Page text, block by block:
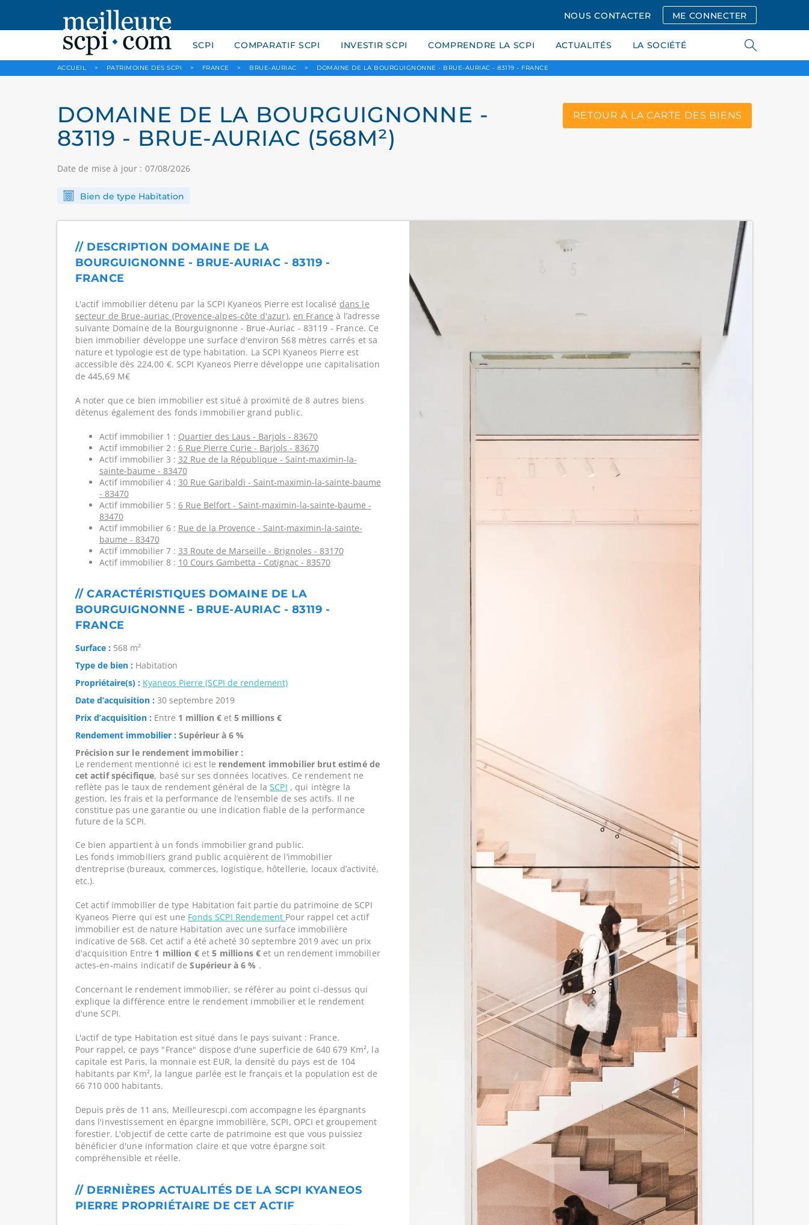
NOUS CONTACTER ME CONNECTER
SCPI COMPARATIF SCPI INVESTIR SCPI COMPRENDRE LA SCPI ACTUALITÉS LA SOCIÉTÉ
ACCUEIL > PATRIMOINE DES SCPI > FRANCE > BRUE-AURIAC > DOMAINE DE LA BOURGUIGNONNE - BRUE-AURIAC - 83119 - FRANCE
DOMAINE DE LA BOURGUIGNONNE -
83119 - BRUE-AURIAC (568M²)
Date de mise à jour : 07/08/2026
RETOUR À LA CARTE DES BIENS
Bien de type Habitation
// DESCRIPTION DOMAINE DE LA
BOURGUIGNONNE - BRUE-AURIAC - 83119 -
FRANCE
L'actif immobilier détenu par la SCPI Kyaneos Pierre est localisé dans le
secteur de Brue-auriac (Provence-alpes-côte d'azur), en France à l’adresse
suivante Domaine de la Bourguignonne - Brue-Auriac - 83119 - France. Ce
bien immobilier développe une surface d'environ 568 mètres carrés et sa
nature et typologie est de type habitation. La SCPI Kyaneos Pierre est
accessible dès 224,00 €. SCPI Kyaneos Pierre développe une capitalisation
de 445,69 M€
A noter que ce bien immobilier est situé à proximité de 8 autres biens
détenus également des fonds immobilier grand public.
Actif immobilier 1 : Quartier des Laus - Barjols - 83670
Actif immobilier 2 : 6 Rue Pierre Curie - Barjols - 83670
Actif immobilier 3 : 32 Rue de la République - Saint-maximin-la-
sainte-baume - 83470
Actif immobilier 4 : 30 Rue Garibaldi - Saint-maximin-la-sainte-baume
- 83470
Actif immobilier 5 : 6 Rue Belfort - Saint-maximin-la-sainte-baume -
83470
Actif immobilier 6 : Rue de la Provence - Saint-maximin-la-sainte-
baume - 83470
Actif immobilier 7 : 33 Route de Marseille - Brignoles - 83170
Actif immobilier 8 : 10 Cours Gambetta - Cotignac - 83570
// CARACTÉRISTIQUES DOMAINE DE LA
BOURGUIGNONNE - BRUE-AURIAC - 83119 -
FRANCE
Surface :568 m²
Type de bien :Habitation
Propriétaire(s) : Kyaneos Pierre (SCPI de rendement)
Date d’acquisition :30 septembre 2019
Prix d’acquisition :Entre 1 million €et 5 millions €
Rendement immobilier : Supérieur à 6 %
Précision sur le rendement immobilier :
Le rendement mentionné ici est le rendement immobilier brut estimé de
cet actif spécifique, basé sur ses données locatives. Ce rendement ne
reflète pas le taux de rendement général de laSCPI , qui intègre la
gestion, les frais et la performance de l’ensemble de ses actifs. Il ne
constitue pas une garantie ou une indication fiable de la performance
future de la SCPI.
Ce bien appartient à un fonds immobilier grand public.
Les fonds immobiliers grand public acquièrent de l’immobilier
d’entreprise (bureaux, commerces, logistique, hôtellerie, locaux d’activité,
etc.).
Cet actif immobilier de type Habitation fait partie du patrimoine de SCPI
Kyaneos Pierre qui est une Fonds SCPI Rendement Pour rappel cet actif
immobilier est de nature Habitation avec une surface immobilière
indicative de 568. Cet actif a été acheté 30 septembre 2019 avec un prix
d'acquisition Entre 1 million €et5 millions € et un rendement immobilier
actes-en-mains indicatif deSupérieur à 6 % .
Concernant le rendement immobilier, se référer au point ci-dessus qui
explique la différence entre le rendement immobilier et le rendement
d'une SCPI.
L'actif de type Habitation est situé dans le pays suivant : France.
Pour rappel, ce pays "France" dispose d'une superficie de 640 679 Km², la
capitale est Paris, la monnaie est EUR, la densité du pays est de 104
habitants par Km², la langue parlée est le français et la population est de
66 710 000 habitants.
Depuis près de 11 ans, Meilleurescpi.com accompagne les épargnants
dans l'investissement en épargne immobilière, SCPI, OPCI et groupement
forestier. L'objectif de cette carte de patrimoine est que vous puissiez
bénéficier d'une information claire et que votre épargne soit
compréhensible et réelle.
// DERNIÈRES ACTUALITÉS DE LA SCPI KYANEOS
PIERRE PROPRIÉTAIRE DE CET ACTIF